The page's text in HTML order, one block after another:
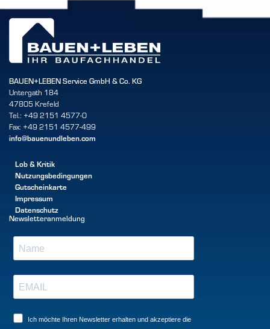
BAUEN+LEBEN Service GmbH & Co. KG
Untergath 184
47805 Krefeld
Tel.: +49 2151 4577-0
Fax: +49 2151 4577-499
info@bauenundleben.com
Lob & Kritik
Nutzungsbedingungen
Gutscheinkarte
Impressum
Datenschutz
Newsletteranmeldung
Ich möchte Ihren Newsletter erhalten und akzeptiere die